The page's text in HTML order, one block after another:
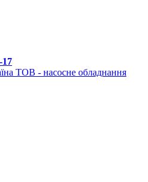
17
ТОВ - насосне обладнання